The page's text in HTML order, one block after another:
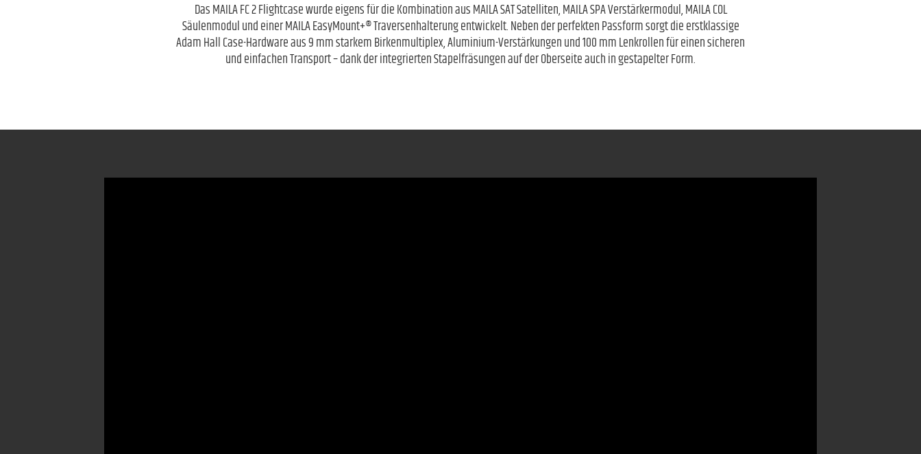
Das MAILA FC 2 Flightcase wurde eigens für die Kombination aus MAILA SAT Satelliten, MAILA SPA Verstärkermodul, MAILA COL
Säulenmodul und einer MAILA EasyMount+® Traversenhalterung entwickelt. Neben der perfekten Passform sorgt die erstklassige
Adam Hall Case-Hardware aus 9 mm starkem Birkenmultiplex, Aluminium-Verstärkungen und 100 mm Lenkrollen für einen sicheren
und einfachen Transport – dank der integrierten Stapelfräsungen auf der Oberseite auch in gestapelter Form.